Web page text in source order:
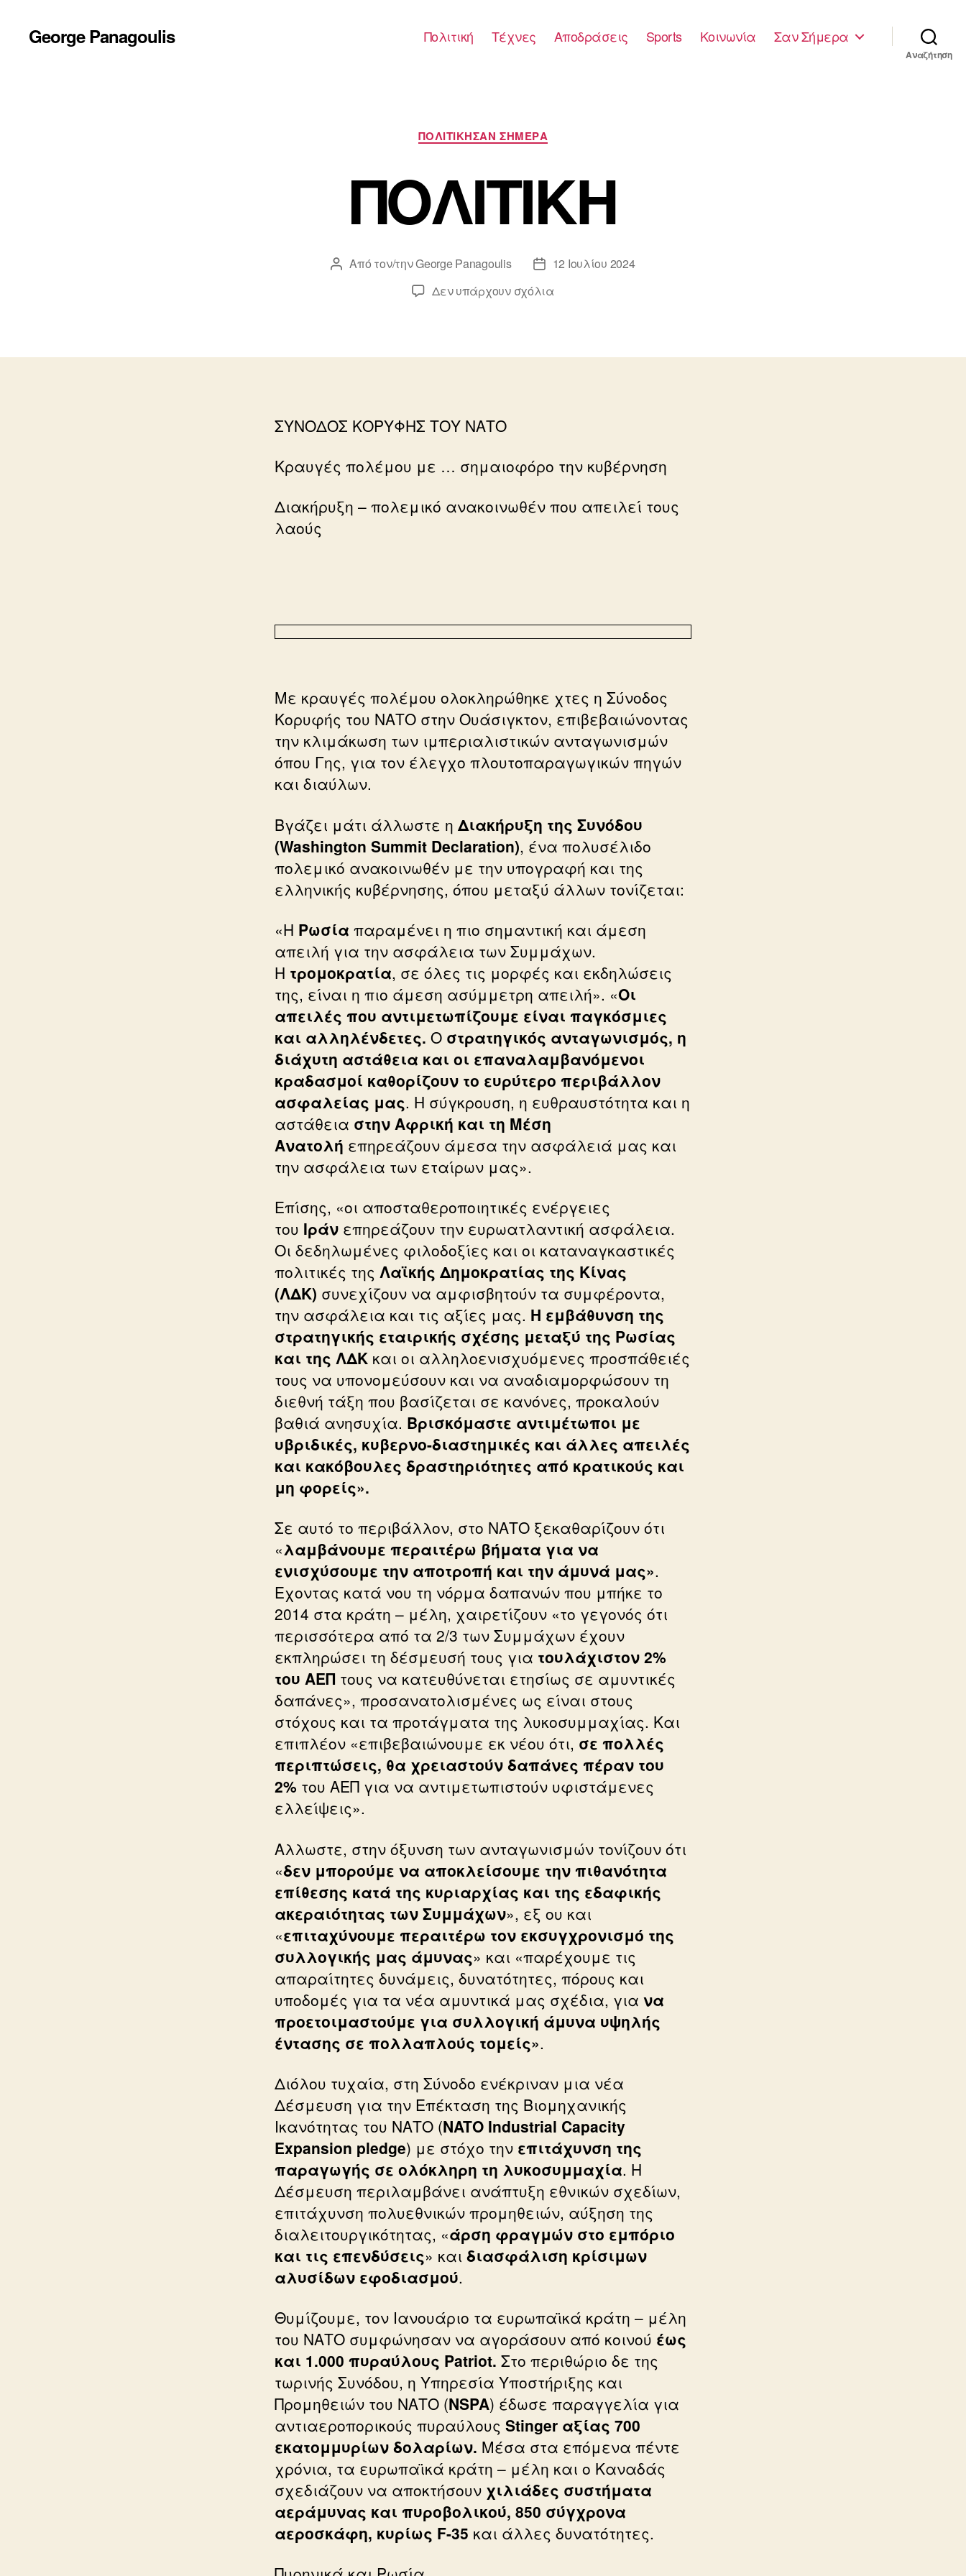
George Panagoulis Πολιτική Τέχνες Αποδράσεις Sports Κοινωνία Σαν Σήμερα
Αναζήτηση
Κατηγορίες
ΠΟΛΙΤΙΚΗΣΑΝ ΣΗΜΕΡΑ
ΠΟΛΙΤΙΚΗ
Συντάκτης
Από τον/τηνGeorge Panagoulis
Ημ.12 Ιουλίου 2024
Δεν υπάρχουν σχόλιαστο
ΣΥΝΟΔΟΣ ΚΟΡΥΦΗΣ ΤΟΥ ΝΑΤΟ
Κραυγές πολέμου με … σημαιοφόρο την κυβέρνηση
Διακήρυξη – πολεμικό ανακοινωθέν που απειλεί τους
λαούς
Με κραυγές πολέμου ολοκληρώθηκε χτες η Σύνοδος
Κορυφής του ΝΑΤΟ στην Ουάσιγκτον, επιβεβαιώνοντας
την κλιμάκωση των ιμπεριαλιστικών ανταγωνισμών
όπου Γης, για τον έλεγχο πλουτοπαραγωγικών πηγών
και διαύλων.
Βγάζει μάτι άλλωστε η Διακήρυξη της Συνόδου
(Washington Summit Declaration), ένα πολυσέλιδο
πολεμικό ανακοινωθέν με την υπογραφή και της
ελληνικής κυβέρνησης, όπου μεταξύ άλλων τονίζεται:
«Η Ρωσία παραμένει η πιο σημαντική και άμεση
απειλή για την ασφάλεια των Συμμάχων.
Η τρομοκρατία, σε όλες τις μορφές και εκδηλώσεις
της, είναι η πιο άμεση ασύμμετρη απειλή». «Οι
απειλές που αντιμετωπίζουμε είναι παγκόσμιες
και αλληλένδετες. Ο στρατηγικός ανταγωνισμός, η
διάχυτη αστάθεια και οι επαναλαμβανόμενοι
κραδασμοί καθορίζουν το ευρύτερο περιβάλλον
ασφαλείας μας. Η σύγκρουση, η ευθραυστότητα και η
αστάθεια στην Αφρική και τη Μέση
Ανατολή επηρεάζουν άμεσα την ασφάλειά μας και
την ασφάλεια των εταίρων μας».
Επίσης, «οι αποσταθεροποιητικές ενέργειες
του Ιράν επηρεάζουν την ευρωατλαντική ασφάλεια.
Οι δεδηλωμένες φιλοδοξίες και οι καταναγκαστικές
πολιτικές της Λαϊκής Δημοκρατίας της Κίνας
(ΛΔΚ) συνεχίζουν να αμφισβητούν τα συμφέροντα,
την ασφάλεια και τις αξίες μας. Η εμβάθυνση της
στρατηγικής εταιρικής σχέσης μεταξύ της Ρωσίας
και της ΛΔΚ και οι αλληλοενισχυόμενες προσπάθειές
τους να υπονομεύσουν και να αναδιαμορφώσουν τη
διεθνή τάξη που βασίζεται σε κανόνες, προκαλούν
βαθιά ανησυχία. Βρισκόμαστε αντιμέτωποι με
υβριδικές, κυβερνο-διαστημικές και άλλες απειλές
και κακόβουλες δραστηριότητες από κρατικούς και
μη φορείς».
Σε αυτό το περιβάλλον, στο ΝΑΤΟ ξεκαθαρίζουν ότι
«λαμβάνουμε περαιτέρω βήματα για να
ενισχύσουμε την αποτροπή και την άμυνά μας».
Εχοντας κατά νου τη νόρμα δαπανών που μπήκε το
2014 στα κράτη – μέλη, χαιρετίζουν «το γεγονός ότι
περισσότερα από τα 2/3 των Συμμάχων έχουν
εκπληρώσει τη δέσμευσή τους για τουλάχιστον 2%
του ΑΕΠ τους να κατευθύνεται ετησίως σε αμυντικές
δαπάνες», προσανατολισμένες ως είναι στους
στόχους και τα προτάγματα της λυκοσυμμαχίας. Και
επιπλέον «επιβεβαιώνουμε εκ νέου ότι, σε πολλές
περιπτώσεις, θα χρειαστούν δαπάνες πέραν του
2% του ΑΕΠ για να αντιμετωπιστούν υφιστάμενες
ελλείψεις».
Αλλωστε, στην όξυνση των ανταγωνισμών τονίζουν ότι
«δεν μπορούμε να αποκλείσουμε την πιθανότητα
επίθεσης κατά της κυριαρχίας και της εδαφικής
ακεραιότητας των Συμμάχων», εξ ου και
«επιταχύνουμε περαιτέρω τον εκσυγχρονισμό της
συλλογικής μας άμυνας» και «παρέχουμε τις
απαραίτητες δυνάμεις, δυνατότητες, πόρους και
υποδομές για τα νέα αμυντικά μας σχέδια, για να
προετοιμαστούμε για συλλογική άμυνα υψηλής
έντασης σε πολλαπλούς τομείς».
Διόλου τυχαία, στη Σύνοδο ενέκριναν μια νέα
Δέσμευση για την Επέκταση της Βιομηχανικής
Ικανότητας του ΝΑΤΟ (NATO Industrial Capacity
Expansion pledge) με στόχο την επιτάχυνση της
παραγωγής σε ολόκληρη τη λυκοσυμμαχία. Η
Δέσμευση περιλαμβάνει ανάπτυξη εθνικών σχεδίων,
επιτάχυνση πολυεθνικών προμηθειών, αύξηση της
διαλειτουργικότητας, «άρση φραγμών στο εμπόριο
και τις επενδύσεις» και διασφάλιση κρίσιμων
αλυσίδων εφοδιασμού.
Θυμίζουμε, τον Ιανουάριο τα ευρωπαϊκά κράτη – μέλη
του ΝΑΤΟ συμφώνησαν να αγοράσουν από κοινού έως
και 1.000 πυραύλους Patriot. Στο περιθώριο δε της
τωρινής Συνόδου, η Υπηρεσία Υποστήριξης και
Προμηθειών του ΝΑΤΟ (NSPA) έδωσε παραγγελία για
αντιαεροπορικούς πυραύλους Stinger αξίας 700
εκατομμυρίων δολαρίων. Μέσα στα επόμενα πέντε
χρόνια, τα ευρωπαϊκά κράτη – μέλη και ο Καναδάς
σχεδιάζουν να αποκτήσουν χιλιάδες συστήματα
αεράμυνας και πυροβολικού, 850 σύγχρονα
αεροσκάφη, κυρίως F-35 και άλλες δυνατότητες.